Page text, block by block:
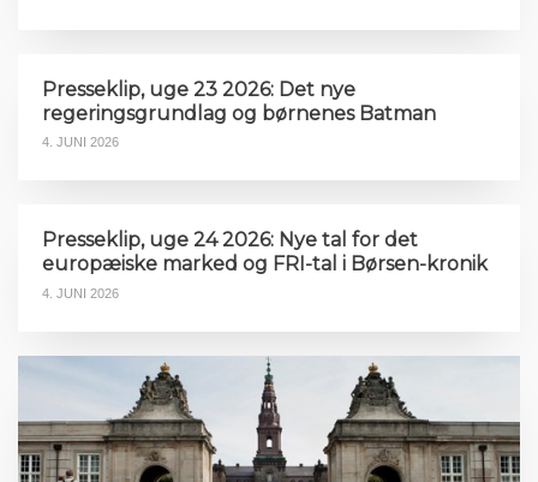
Presseklip, uge 23 2026: Det nye
regeringsgrundlag og børnenes Batman
4. JUNI 2026
Presseklip, uge 24 2026: Nye tal for det
europæiske marked og FRI-tal i Børsen-kronik
4. JUNI 2026